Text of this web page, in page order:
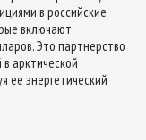
в российские
включают
Это партнерство
арктической
ее энергетический